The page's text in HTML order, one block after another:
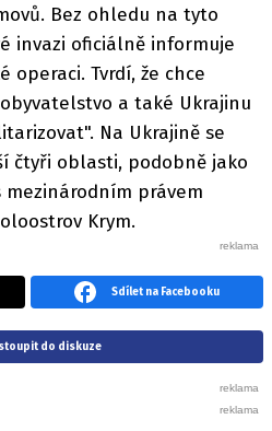
Bez ohledu na tyto
invazi oficiálně informuje
operaci. Tvrdí, že chce
a také Ukrajinu
Na Ukrajině se
čtyři oblasti, podobně jako
mezinárodním právem
Krym.
Sdílet na Facebooku
do diskuze